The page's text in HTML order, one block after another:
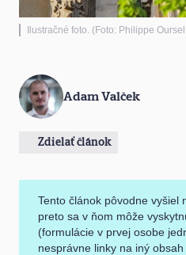
Ilustračné foto. (Foto: Philippe
Adam Valček
Zdielať článok
Tento článok pôvodne vyšiel
preto sa v ňom môže
(formulácie v prvej osobe
nesprávne linky na iný